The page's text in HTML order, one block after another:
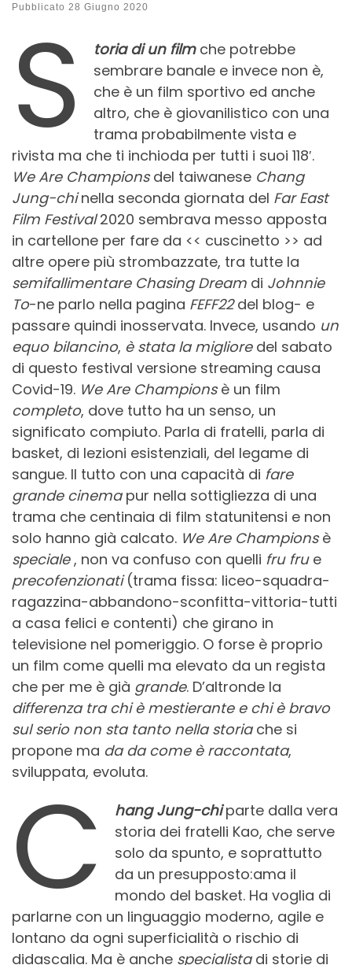
Pubblicato 28 Giugno 2020
S toria di un filmche potrebbe
sembrare banale e invece non è,
che è un film sportivo ed anche
altro, che è giovanilistico con una
trama probabilmente vista e
rivista ma che ti inchioda per tutti i suoi 118′.
We Are Championsdel taiwanese Chang
Jung-chinella seconda giornata del Far East
Film Festival2020 sembrava messo apposta
in cartellone per fare da << cuscinetto >> ad
altre opere più strombazzate, tra tutte la
semifallimentare Chasing Dream di Johnnie
To-ne parlo nella pagina FEFF22del blog- e
passare quindi inosservata. Invece, usando un
equo bilancino, è stata la miglioredel sabato
di questo festival versione streaming causa
Covid-19. We Are Championsè un film
completo, dove tutto ha un senso, un
significato compiuto. Parla di fratelli, parla di
basket, di lezioni esistenziali, del legame di
sangue. Il tutto con una capacità di fare
grande cinemapur nella sottigliezza di una
trama che centinaia di film statunitensi e non
solo hanno già calcato. We Are Championsè
speciale, non va confuso con quelli fru fru e
precofenzionati(trama fissa: liceo-squadra-
ragazzina-abbandono-sconfitta-vittoria-tutti
a casa felici e contenti) che girano in
televisione nel pomeriggio. O forse è proprio
un film come quelli ma elevato da un regista
che per me è già grande. D’altronde la
differenza tra chi è mestierante e chi è bravo
sul serio non sta tanto nella storiache si
propone ma da da come è raccontata,
sviluppata, evoluta.
C hang Jung-chiparte dalla vera
storia dei fratelli Kao, che serve
solo da spunto, e soprattutto
da un presupposto:ama il
mondo del basket. Ha voglia di
parlarne con un linguaggio moderno, agile e
lontano da ogni superficialità o rischio di
didascalia. Ma è anche specialistadi storie di